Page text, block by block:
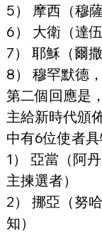
5） 摩西（穆
6） 大衛（達
7） 耶穌（爾
8） 穆罕默德
第二個回應是
主給新時代頒
中有6位使者具
1） 亞當（阿
主揀選者）
2） 挪亞（努
知）